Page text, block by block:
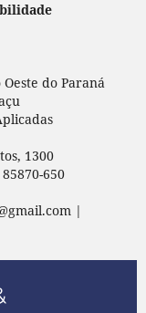
do Paraná
1300
650
|